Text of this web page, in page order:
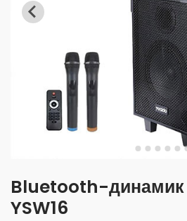
Bluetooth-динамик
YSW16